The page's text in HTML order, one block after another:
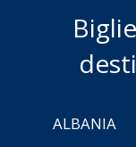
ALBANIA